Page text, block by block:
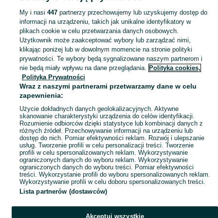
KATEGORIA
Zobacz
Mapa kategorii
Mapa miejscowości
Mapa ministron
Popularne wyszukiwania
My i nasi 447partnerzy przechowujemy lub uzyskujemy dostęp do
informacji na urządzeniu, takich jak unikalne identyfikatory w
plikach cookie w celu przetwarzania danych osobowych.
Użytkownik może zaakceptować wybory lub zarządzać nimi,
klikając poniżej lub w dowolnym momencie na stronie polityki
prywatności. Te wybory będą sygnalizowane naszym partnerom i
nie będą miały wpływu na dane przeglądania. Polityka cookies,
Polityka Prywatności
Wraz z naszymi partnerami przetwarzamy dane w celu
zapewnienia:
Użycie dokładnych danych geolokalizacyjnych. Aktywne
skanowanie charakterystyki urządzenia do celów identyfikacji.
Rozumienie odbiorców dzięki statystyce lub kombinacji danych z
różnych źródeł. Przechowywanie informacji na urządzeniu lub
dostęp do nich. Pomiar efektywności reklam. Rozwój i ulepszanie
usług. Tworzenie profili w celu personalizacji treści. Tworzenie
profili w celu spersonalizowanych reklam. Wykorzystywanie
ograniczonych danych do wyboru reklam. Wykorzystywanie
ograniczonych danych do wyboru treści. Pomiar efektywności
treści. Wykorzystanie profili do wyboru spersonalizowanych reklam.
Wykorzystywanie profili w celu doboru spersonalizowanych treści.
Lista partnerów (dostawców)
Akceptuj wszystkie